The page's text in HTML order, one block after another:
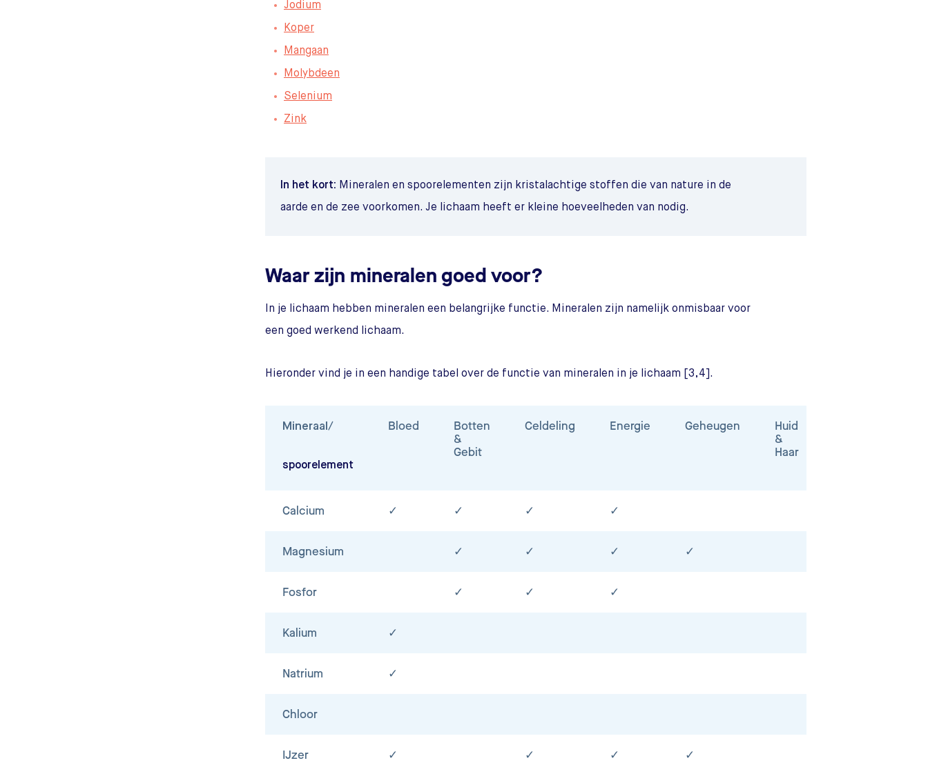
Jodium
Koper
Mangaan
Molybdeen
Selenium
Zink
In het kort: Mineralen en spoorelementen zijn kristalachtige stoffen die van nature in de
aarde en de zee voorkomen. Je lichaam heeft er kleine hoeveelheden van nodig.
Waar zijn mineralen goed voor?
In je lichaam hebben mineralen een belangrijke functie. Mineralen zijn namelijk onmisbaar voor
een goed werkend lichaam.
Hieronder vind je in een handige tabel over de functie van mineralen in je lichaam [3,4].
Mineraal/
spoorelement
Bloed
Botten
&
Gebit
Celdeling Energie Geheugen
Huid
&
Haar
Calcium ✓ ✓ ✓ ✓
Magnesium ✓ ✓ ✓ ✓
Fosfor ✓ ✓ ✓
Kalium ✓
Natrium ✓
Chloor
IJzer ✓ ✓ ✓ ✓